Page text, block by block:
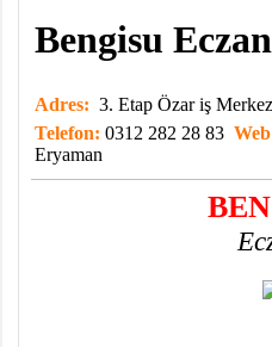
Bengisu
Adres: 3. Etap Özar iş
Telefon: 0312 282 28 83
Eryaman